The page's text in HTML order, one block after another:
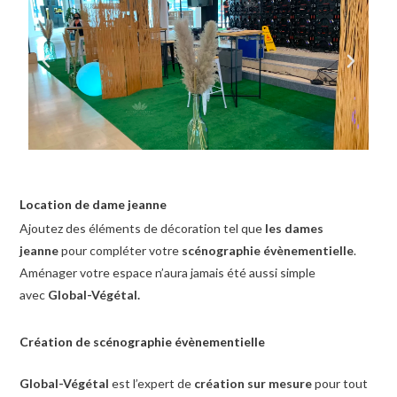
Location de dame jeanne
Ajoutez des éléments de décoration tel que les dames
jeannepour compléter votre scénographie évènementielle.
Aménager votre espace n’aura jamais été aussi simple
avec Global-Végétal.
Création de scénographie évènementielle
Global-Végétal est l’expert de création sur mesurepour tout